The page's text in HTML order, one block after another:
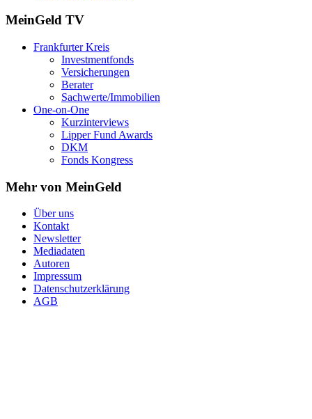
MeinGeld TV
Frankfurter Kreis
Investmentfonds
Versicherungen
Berater
Sachwerte/Immobilien
One-on-One
Kurzinterviews
Lipper Fund Awards
DKM
Fonds Kongress
Mehr von MeinGeld
Über uns
Kontakt
Newsletter
Mediadaten
Autoren
Impressum
Datenschutzerklärung
AGB